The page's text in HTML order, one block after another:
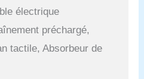
électrique
préchargé,
tactile, Absorbeur de